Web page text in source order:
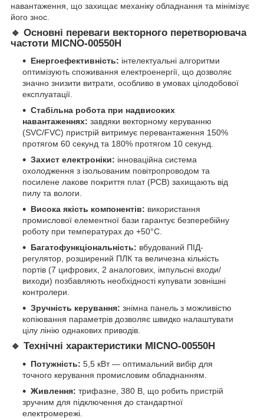
навантаження, що захищає механіку обладнання та мінімізує
його знос.
🔹 Основні переваги векторного перетворювача
частоти MICNO-00550H
Енергоефективність: інтелектуальні алгоритми
оптимізують споживання електроенергії, що дозволяє
значно знизити витрати, особливо в умовах цілодобової
експлуатації.
Стабільна робота при надвисоких
навантаженнях: завдяки векторному керуванню
(SVC/FVC) пристрій витримує перевантаження 150%
протягом 60 секунд та 180% протягом 10 секунд.
Захист електроніки: інноваційна система
охолодження з ізольованим повітропроводом та
посилене лакове покриття плат (PCB) захищають від
пилу та вологи.
Висока якість компонентів: використання
промислової елементної бази гарантує безперебійну
роботу при температурах до +50°C.
Багатофункціональність: вбудований ПІД-
регулятор, розширений ПЛК та величезна кількість
портів (7 цифрових, 2 аналогових, імпульсні входи/
виходи) позбавляють необхідності купувати зовнішні
контролери.
Зручність керування: знімна панель з можливістю
копіювання параметрів дозволяє швидко налаштувати
цілу лінію однакових приводів.
🔹 Технічні характеристики MICNO-00550H
Потужність: 5,5 кВт — оптимальний вибір для
точного керування промисловим обладнанням.
Живлення: трифазне, 380 В, що робить пристрій
зручним для підключення до стандартної
електромережі.